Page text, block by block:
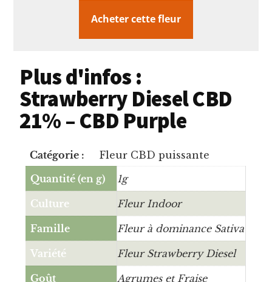
Acheter cette fleur
Plus d'infos :
Strawberry Diesel CBD
21% – CBD Purple
Catégorie :
Fleur CBD puissante
Quantité (en g)
1g
Culture Fleur Indoor
Famille Fleur à dominance Sativa
Variété Fleur Strawberry Diesel
Goût Agrumes et Fraise